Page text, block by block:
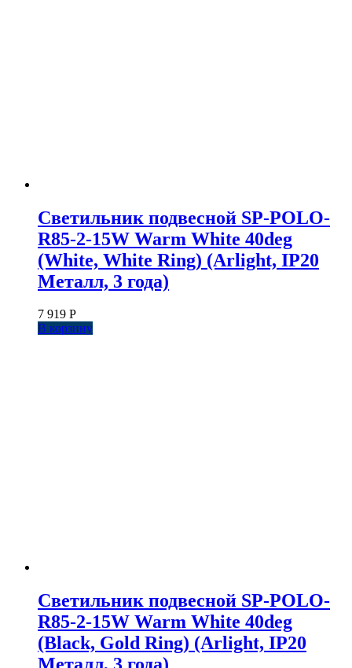
Светильник подвесной SP-POLO-
R85-2-15W Warm White 40deg
(White, White Ring) (Arlight, IP20
Металл, 3 года)
7 919 Р
В корзину
Светильник подвесной SP-POLO-
R85-2-15W Warm White 40deg
(Black, Gold Ring) (Arlight, IP20